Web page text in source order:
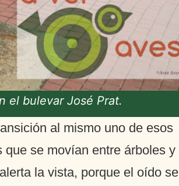
el bulevar José Prat.
al mismo uno de esos
se movían entre árboles y
la vista, porque el oído se